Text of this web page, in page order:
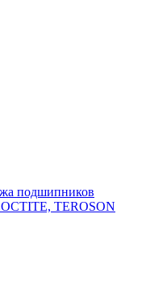
подшипников
TEROSON